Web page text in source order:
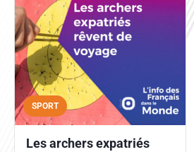
SPORT
Les archers expatriés